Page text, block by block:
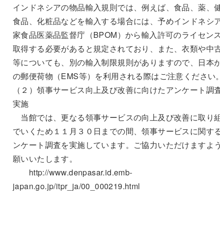
インドネシアの物品輸入規則では、例えば、食品、薬、
食品、化粧品などを輸入する場合には、予めインドネシ
家食品医薬品監督庁（BPOM）から輸入許可のライセン
取得する必要があると規定されており、また、衣類や中
等についても、別の輸入制限規則がありますので、日本
の郵便荷物（EMS等）を利用される際はご注意ください
（２）領事サービス向上及び改善に向けたアンケート調
実施
当館では、更なる領事サービスの向上及び改善に取り
でいくため１１月３０日までの間、領事サービスに関す
ンケート調査を実施しています。ご協力いただけますよ
願いいたします。
http://www.denpasar.id.emb-
japan.go.jp/itpr_ja/00_000219.html